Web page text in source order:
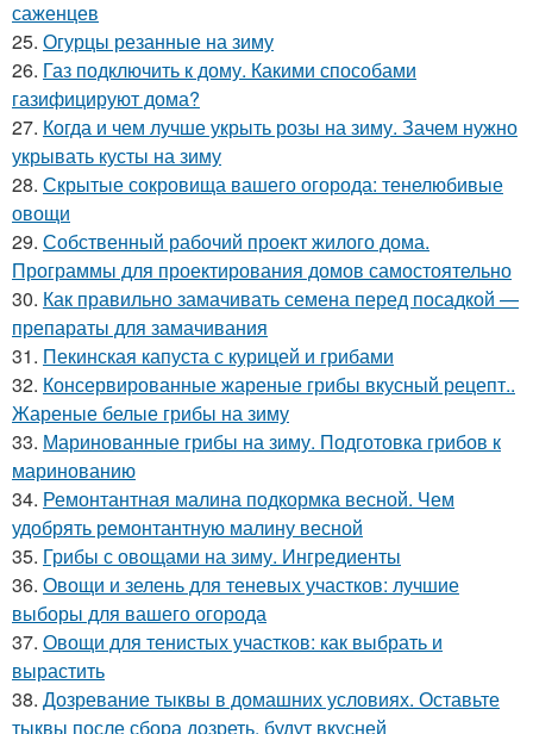
саженцев
25. Огурцы резанные на зиму
26. Газ подключить к дому. Какими способами
газифицируют дома?
27. Когда и чем лучше укрыть розы на зиму. Зачем нужно
укрывать кусты на зиму
28. Скрытые сокровища вашего огорода: тенелюбивые
овощи
29. Собственный рабочий проект жилого дома.
Программы для проектирования домов самостоятельно
30. Как правильно замачивать семена перед посадкой —
препараты для замачивания
31. Пекинская капуста с курицей и грибами
32. Консервированные жареные грибы вкусный рецепт..
Жареные белые грибы на зиму
33. Маринованные грибы на зиму. Подготовка грибов к
маринованию
34. Ремонтантная малина подкормка весной. Чем
удобрять ремонтантную малину весной
35. Грибы с овощами на зиму. Ингредиенты
36. Овощи и зелень для теневых участков: лучшие
выборы для вашего огорода
37. Овощи для тенистых участков: как выбрать и
вырастить
38. Дозревание тыквы в домашних условиях. Оставьте
тыквы после сбора дозреть, будут вкусней